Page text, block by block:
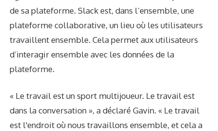
de sa plateforme. Slack est, dans l’ensemble, une
plateforme collaborative, un lieu où les utilisateurs
travaillent ensemble. Cela permet aux utilisateurs
d’interagir ensemble avec les données de la
plateforme.
« Le travail est un sport multijoueur. Le travail est
dans la conversation », a déclaré Gavin. « Le travail
est l'endroit où nous travaillons ensemble, et cela a